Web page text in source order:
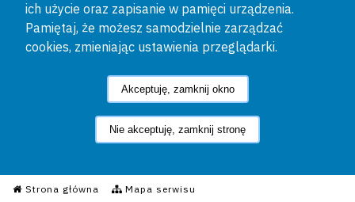
ich użycie oraz zapisanie w pamięci urządzenia.
Pamiętaj, że możesz samodzielnie zarządzać
cookies, zmieniając ustawienia przeglądarki.
Akceptuję, zamknij okno
Nie akceptuję, zamknij stronę
Strona główna Mapa serwisu
Informacyjny Serwis